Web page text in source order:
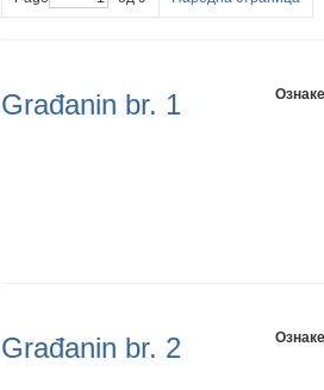
Građanin br. 1
Građanin br. 2